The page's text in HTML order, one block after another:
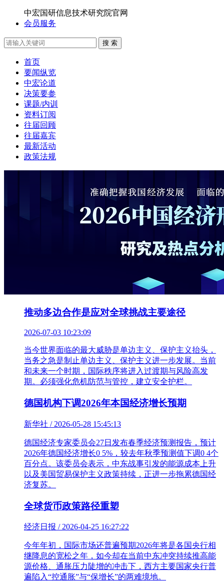
中宏国研信息技术研究院官网
会员服务
搜 索
首页
要闻纵览
中宏论道
决策要参
课题/内训
资料订阅
往届回顾
往届嘉宾
最新活动
政策法规
推动多边合作是应对全球挑战主要途径
2026-07-03 10:23:09
当今世界面临的最大威胁是单边主义、保护主义抬头，
当务之急是制止单边主义、保护主义进一步发展。当前
和未来一个时期，国际秩序将进入过渡期与风险高发
期。必须强化危机防范与管控，建立安全护栏。
德国机构下调2026年本国经济增长预期
新华社 / 2026-05-28 15:45:13
德国经济专家委员会27日发布春季经济预测报告，预计
2026年德国经济增长0 5%，较去年秋季预测值下调0 4个
百分点。该委员会表示，中东战事引发的能源成本上升
以及美国贸易保护主义政策持续，正进一步拖累德国经
济复苏。
全球货币政策路径重塑
经济日报 / 2026-04-25 16:27:22
今年年初，国际市场还普遍预期2026年将是各国央行相
继降息的宽松之年，如今却在当前中东冲突持续推高能
源价格、通胀压力陡增的冲击下，西方主要国家央行普
遍陷入“控通胀”与“保增长”的两难境地。